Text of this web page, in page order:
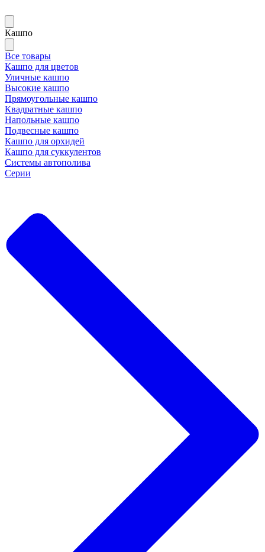
Кашпо
Все товары
Кашпо для цветов
Уличные кашпо
Высокие кашпо
Прямоугольные кашпо
Квадратные кашпо
Напольные кашпо
Подвесные кашпо
Кашпо для орхидей
Кашпо для суккулентов
Системы автополива
Серии